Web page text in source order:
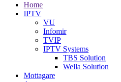
Home
IPTV
VU
Infomir
TVIP
IPTV Systems
TBS Solution
Wella Solution
Mottagare